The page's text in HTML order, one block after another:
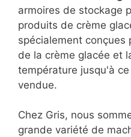
armoires de stockage
produits de crème
spécialement conçues
de la crème glacée et
température jusqu'à
vendue.
Chez Gris, nous
grande variété de